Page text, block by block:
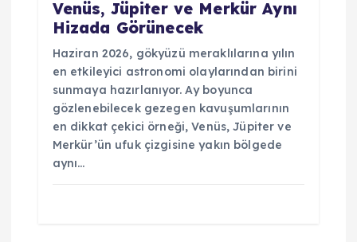
Venüs, Jüpiter ve Merkür Aynı
Hizada Görünecek
Haziran 2026, gökyüzü meraklılarına yılın
en etkileyici astronomi olaylarından birini
sunmaya hazırlanıyor. Ay boyunca
gözlenebilecek gezegen kavuşumlarının
en dikkat çekici örneği, Venüs, Jüpiter ve
Merkür’ün ufuk çizgisine yakın bölgede
aynı…